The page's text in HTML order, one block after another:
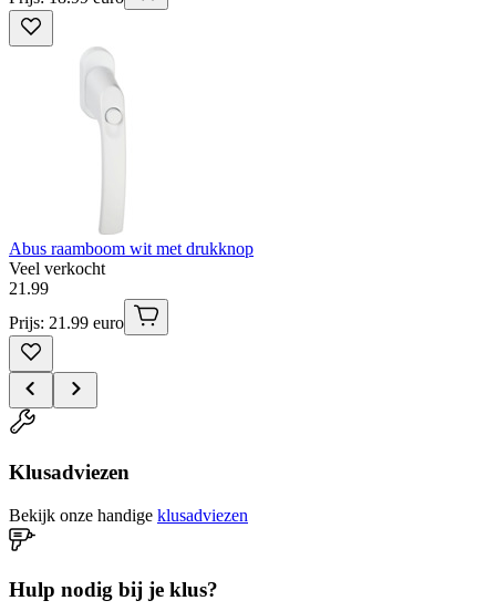
Abus raamboom wit met drukknop
Veel verkocht
21.99
Prijs: 21.99 euro
Klusadviezen
Bekijk onze handige klusadviezen
Hulp nodig bij je klus?